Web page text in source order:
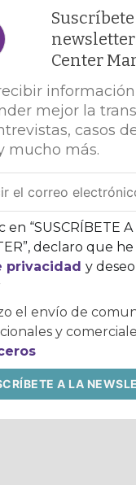
newsletter
Center
mejor la
casos
mucho más.
en “SUSCRÍBETE A
declaro que
privacidady
el envío de
y
A LA